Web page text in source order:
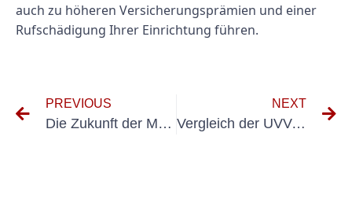
auch zu höheren Versicherungsprämien und einer
Rufschädigung Ihrer Einrichtung führen.
PREVIOUS
Die Zukunft der Messung ortsveränderlicher Geräte: Innovationen und Trends
NEXT
Vergleich der UVV-Inspektionskosten für Gabelstapler: Tipps zur Ermittlung des besten Preis-Leistungs-Verhältnisses